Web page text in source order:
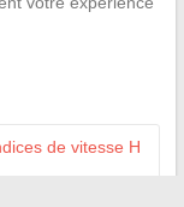
de vitesse H